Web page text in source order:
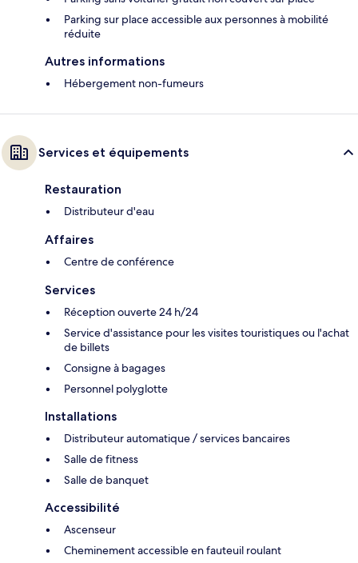
Parking sur place accessible aux personnes à mobilité
réduite
Autres informations
Hébergement non-fumeurs
Services et équipements
Restauration
Distributeur d'eau
Affaires
Centre de conférence
Services
Réception ouverte 24 h/24
Service d'assistance pour les visites touristiques ou l'achat
de billets
Consigne à bagages
Personnel polyglotte
Installations
Distributeur automatique / services bancaires
Salle de fitness
Salle de banquet
Accessibilité
Ascenseur
Cheminement accessible en fauteuil roulant